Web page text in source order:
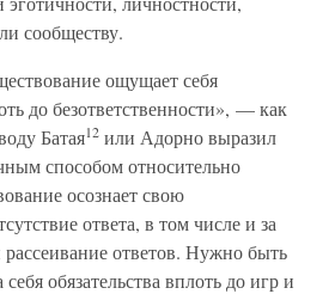
сообществу.
ощущает себя
до безответственности», — как
Батая12 или Адорно выразил
способом относительно
осознает свою
ответа, в том числе и за
ответов. Нужно быть
обязательства вплоть до игр и